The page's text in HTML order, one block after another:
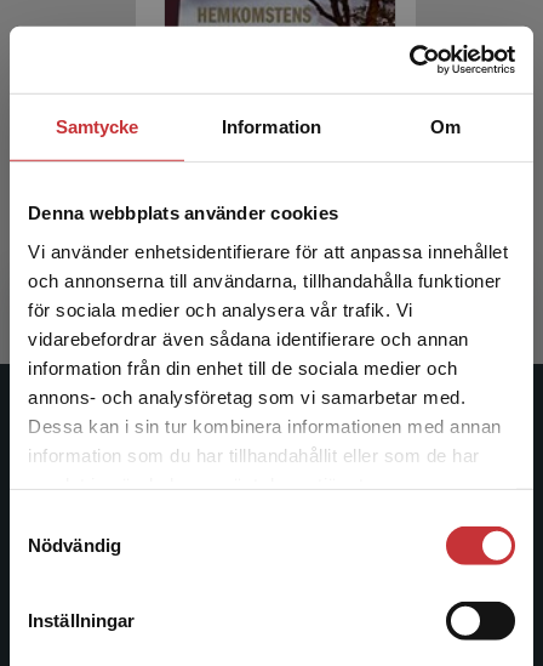
Samtycke Information Om
Denna webbplats använder cookies
Vi använder enhetsidentifierare för att anpassa innehållet
och annonserna till användarna, tillhandahålla funktioner
för sociala medier och analysera vår trafik. Vi
vidarebefordrar även sådana identifierare och annan
information från din enhet till de sociala medier och
annons- och analysföretag som vi samarbetar med.
Dessa kan i sin tur kombinera informationen med annan
information som du har tillhandahållit eller som de har
Nödvändig
Inställningar
Begränsad fraktregion
Det verkar som att du besöker
studentlitteratur.se via en enhet utanför Sverige.
Vi erbjuder inte leveranser utanför Sverige. För
att kunna slutföra ett köp måste
297 krinkl. moms
Exkl. moms: 280 kr
Studentlitteratur
facklitteratur, utbildningar och digitala
informationstjänster i utbudet, finns Studentlitteratur med